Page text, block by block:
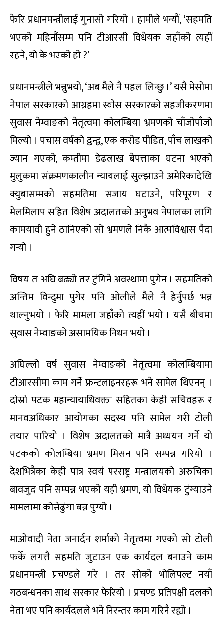
फेरि प्रधानमन्त्रीलाई गुनासो गरियो । हामीले भन्यौं, ‘सहमति
भएको महिनौंसम्म पनि टीआरसी विधेयक जहाँको त्यहीं
रहने, यो के भएको हो ?’
प्रधानमन्त्रीले भन्नुभयो, ‘अब मैले नै पहल लिन्छु ।’ यसै मेसोमा
नेपाल सरकारको आग्रहमा स्वीस सरकारको सहजीकरणमा
सुवास नेम्वाङको नेतृत्वमा कोलम्बिया भ्रमणको चाँजोपाँजो
मिल्यो । पचास वर्षको द्वन्द्व, एक करोड पीडित, पाँच लाखको
ज्यान गएको, कम्तीमा डेढलाख बेपत्ताका घटना भएको
मुलुकमा संक्रमणकालीन न्यायलाई सुल्झाउने अमेरिकादेखि
क्युबासम्मको सहमतिमा सजाय घटाउने, परिपूरण र
मेलमिलाप सहित विशेष अदालतको अनुभव नेपालका लागि
कामयावी हुने ठानिएको सो भ्रमणले निकै आत्मविश्वास पैदा
गर्‍यो ।
विषय त अघि बढ्यो तर टुंगिने अवस्थामा पुगेन । सहमतिको
अन्तिम विन्दुमा पुगेर पनि ओलीले मैले नै हेर्नुपर्छ भन्न
थाल्नुभयो । फेरि मामला जहाँको त्यहीं भयो । यसै बीचमा
सुवास नेम्वाङको असामयिक निधन भयो ।
अघिल्लो वर्ष सुवास नेम्वाङको नेतृत्वमा कोलम्बियामा
टीआरसीमा काम गर्ने फ्रन्टलाइनरहरू भने सामेल थिएनन् ।
दोस्रो पटक महान्यायाधिवक्ता सहितका केही सचिवहरू र
मानवअधिकार आयोगका सदस्य पनि सामेल गरी टोली
तयार पारियो । विशेष अदालतको मात्रै अध्ययन गर्ने यो
पटकको कोलम्बिया भ्रमण मिसन पनि सम्पन्न गरियो ।
देशभित्रैका केही पात्र स्वयं परराष्ट्र मन्त्रालयको अरुचिका
बावजुद पनि सम्पन्न भएको यही भ्रमण, यो विधेयक टुंग्याउने
मामलामा कोसेढुंगा बन्न पुग्यो ।
माओवादी नेता जनार्दन शर्माको नेतृत्वमा गएको सो टोली
फर्के लगत्तै सहमति जुटाउन एक कार्यदल बनाउने काम
प्रधानमन्त्री प्रचण्डले गरे । तर सोको भोलिपल्ट नयाँ
गठबन्धनका साथ सरकार फेरियो । प्रचण्ड प्रतिपक्षी दलको
नेता भए पनि कार्यदलले भने निरन्तर काम गरिनै रह्यो ।